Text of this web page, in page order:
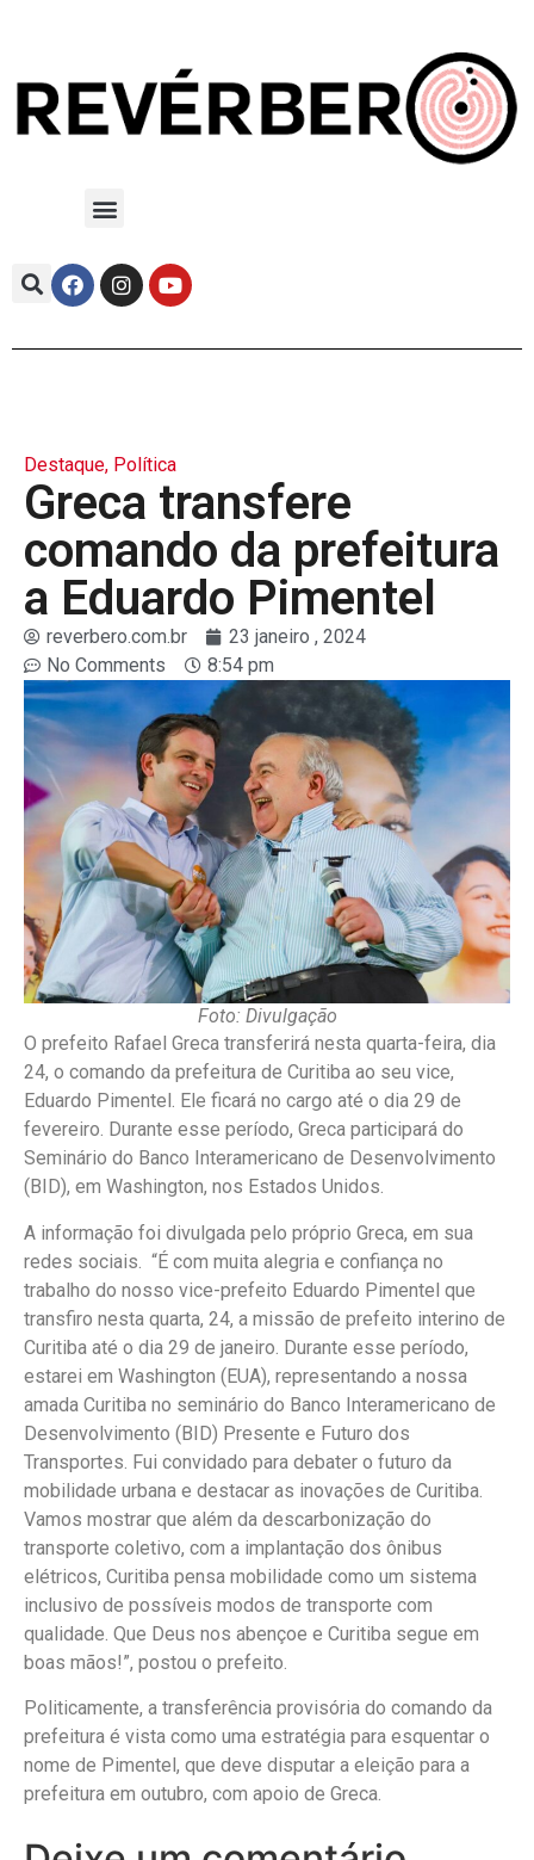
Destaque, Política
Greca transfere
comando da prefeitura
a Eduardo Pimentel
reverbero.com.br
23 janeiro , 2024
No Comments
8:54 pm
Foto: Divulgação
O prefeito Rafael Greca transferirá nesta quarta-feira, dia
24, o comando da prefeitura de Curitiba ao seu vice,
Eduardo Pimentel. Ele ficará no cargo até o dia 29 de
fevereiro. Durante esse período, Greca participará do
Seminário do Banco Interamericano de Desenvolvimento
(BID), em Washington, nos Estados Unidos.
A informação foi divulgada pelo próprio Greca, em sua
redes sociais. “É com muita alegria e confiança no
trabalho do nosso vice-prefeito Eduardo Pimentel que
transfiro nesta quarta, 24, a missão de prefeito interino de
Curitiba até o dia 29 de janeiro. Durante esse período,
estarei em Washington (EUA), representando a nossa
amada Curitiba no seminário do Banco Interamericano de
Desenvolvimento (BID) Presente e Futuro dos
Transportes. Fui convidado para debater o futuro da
mobilidade urbana e destacar as inovações de Curitiba.
Vamos mostrar que além da descarbonização do
transporte coletivo, com a implantação dos ônibus
elétricos, Curitiba pensa mobilidade como um sistema
inclusivo de possíveis modos de transporte com
qualidade. Que Deus nos abençoe e Curitiba segue em
boas mãos!”, postou o prefeito.
Politicamente, a transferência provisória do comando da
prefeitura é vista como uma estratégia para esquentar o
nome de Pimentel, que deve disputar a eleição para a
prefeitura em outubro, com apoio de Greca.